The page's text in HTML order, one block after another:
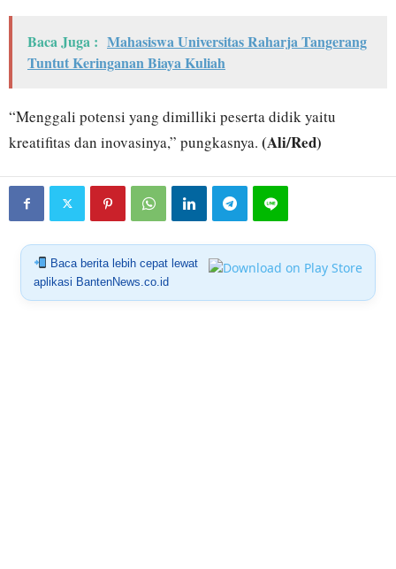
Baca Juga : Mahasiswa Universitas Raharja Tangerang
Tuntut Keringanan Biaya Kuliah
“Menggali potensi yang dimilliki peserta didik yaitu
kreatifitas dan inovasinya,” pungkasnya. (Ali/Red)
Baca berita lebih cepat lewat
aplikasi BantenNews.co.id